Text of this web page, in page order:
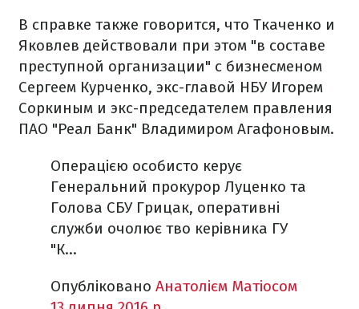
В справке также говорится, что Ткаченко и
Яковлев действовали при этом "в составе
преступной организации" с бизнесменом
Сергеем Курченко, экс-главой НБУ Игорем
Соркиным и экс-председателем правления
ПАО "Реал Банк" Владимиром Агафоновым.
Операцією особисто керує
Генеральний прокурор Луценко та
Голова СБУ Грицак, оперативні
служби очолює тво керівника ГУ
"К...
Опубліковано Анатолієм Матіосом